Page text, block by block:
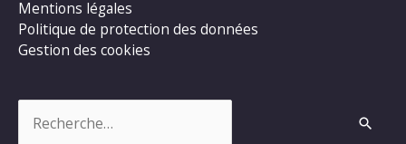
Mentions légales
Politique de protection des données
Gestion des cookies